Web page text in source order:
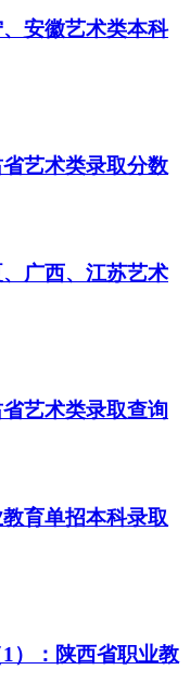
安徽艺术类本科
艺术类录取分数
广西、江苏艺术
艺术类录取查询
育单招本科录取
）：陕西省职业教